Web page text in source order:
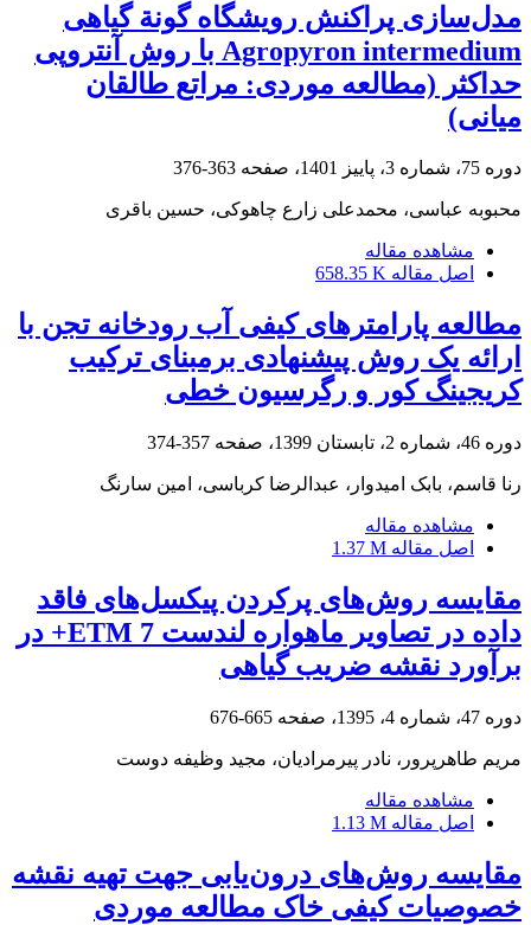
مدل‌سازی پراکنش رویشگاه گونة گیاهی
Agropyron intermedium با روش آنتروپی
حداکثر (مطالعه موردی: مراتع طالقان
میانی)
دوره 75، شماره 3، پاییز 1401، صفحه 363-376
محبوبه عباسی، محمدعلی زارع چاهوکی، حسین باقری
مشاهده مقاله
اصل مقاله 658.35 K
مطالعه پارامترهای کیفی آب رودخانه تجن با
ارائه یک روش پیشنهادی برمبنای ترکیب
کریجینگ کور و رگرسیون خطی
دوره 46، شماره 2، تابستان 1399، صفحه 357-374
رنا قاسم، بابک امیدوار، عبدالرضا کرباسی، امین سارنگ
مشاهده مقاله
اصل مقاله 1.37 M
مقایسه روش‌های پرکردن پیکسل‌های فاقد
داده در تصاویر ماهواره لندست 7 ETM+ در
برآورد نقشه ضریب گیاهی
دوره 47، شماره 4، 1395، صفحه 665-676
مریم طاهرپرور، نادر پیرمرادیان، مجید وظیفه دوست
مشاهده مقاله
اصل مقاله 1.13 M
مقایسه روش‌های درون‌یابی جهت تهیه نقشه
خصوصیات کیفی خاک مطالعه موردی